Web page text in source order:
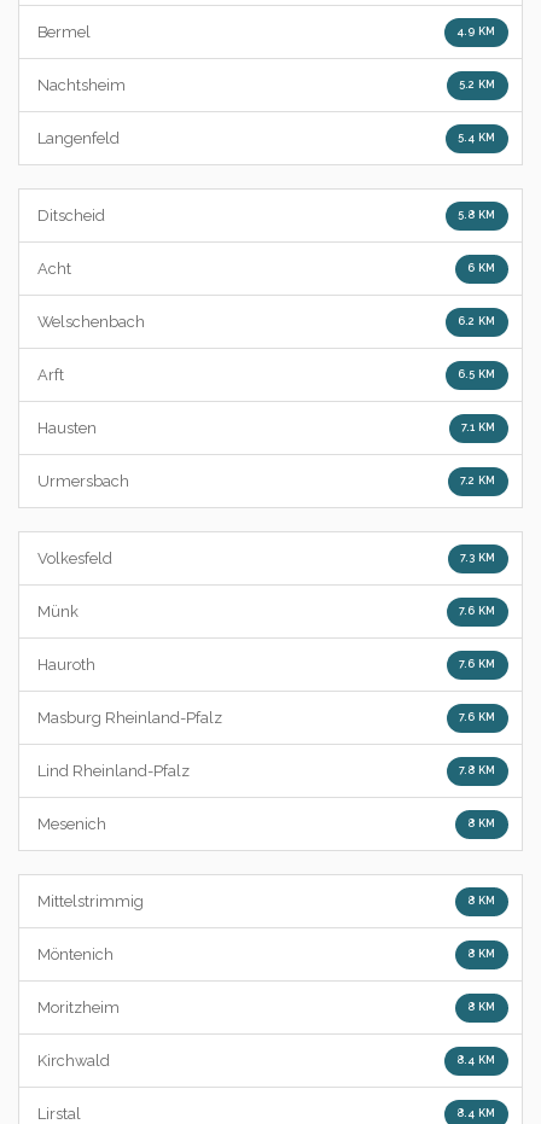
Bermel 4.9 KM
Nachtsheim 5.2 KM
Langenfeld 5.4 KM
Ditscheid 5.8 KM
Acht 6 KM
Welschenbach 6.2 KM
Arft 6.5 KM
Hausten 7.1 KM
Urmersbach 7.2 KM
Volkesfeld 7.3 KM
Münk 7.6 KM
Hauroth 7.6 KM
Masburg Rheinland-Pfalz 7.6 KM
Lind Rheinland-Pfalz 7.8 KM
Mesenich 8 KM
Mittelstrimmig 8 KM
Möntenich 8 KM
Moritzheim 8 KM
Kirchwald 8.4 KM
Lirstal 8.4 KM